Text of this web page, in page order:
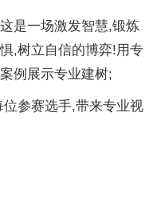
是一场激发智慧,锻炼
,树立自信的博弈!用专
例展示专业建树;
参赛选手,带来专业视